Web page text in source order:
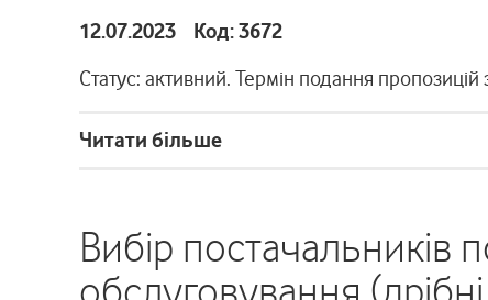
12.07.2023 Код: 3672
Статус: активний. Термін подання пропозицій
Читати більше
Вибір постачальників